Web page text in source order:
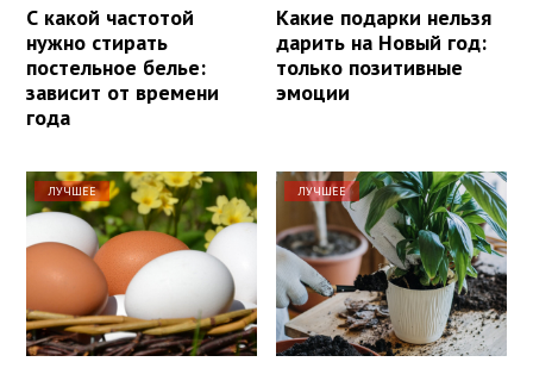
С какой частотой
нужно стирать
постельное белье:
зависит от времени
года
Какие подарки нельзя
дарить на Новый год:
только позитивные
эмоции
ЛУЧШЕЕ ЛУЧШЕЕ